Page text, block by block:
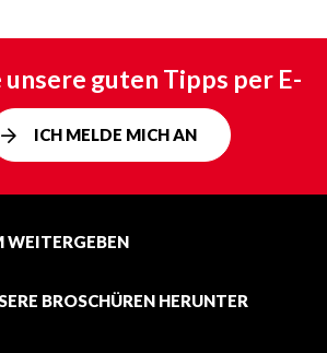
unsere guten Tipps per E-
ICH MELDE MICH AN
WEITERGEBEN
BROSCHÜREN HERUNTER